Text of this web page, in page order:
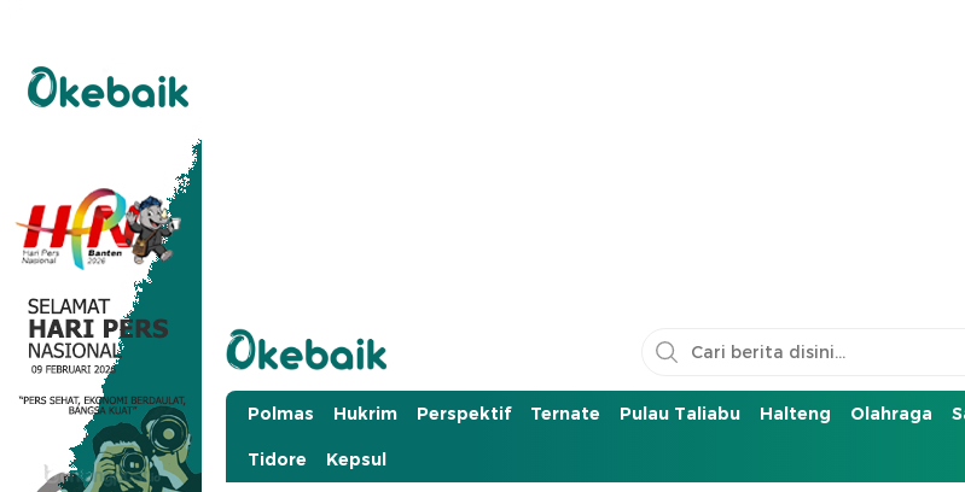
Okebaik.id
Baiknya Dibaca
Polmas Hukrim Perspektif Ternate Pulau Taliabu Halteng Olahraga
Tidore Kepsul